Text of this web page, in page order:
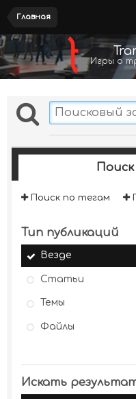
Главная
Игры о
Поиск
Поиск по тегам
Тип публикаций
Везде
Статьи
Темы
Файлы
Искать